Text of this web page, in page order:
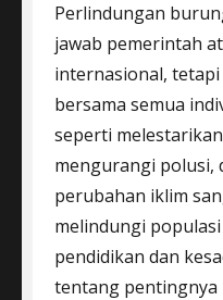
Perlindungan
jawab pemerintah
internasional,
bersama semua
seperti
mengurangi polusi,
perubahan iklim
melindungi
pendidikan dan
tentang pentingnya